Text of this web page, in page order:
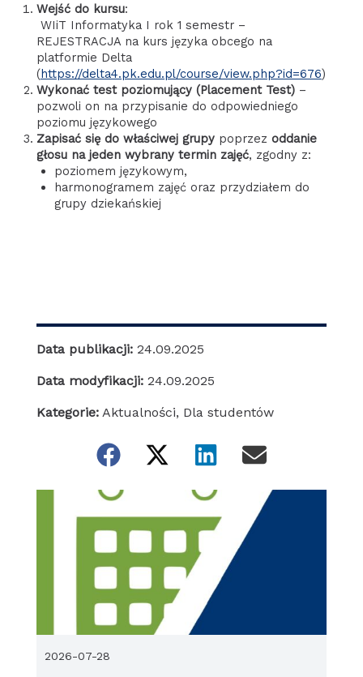
Wejść do kursu:
WIiT Informatyka I rok 1 semestr –
REJESTRACJA na kurs języka obcego na
platformie Delta
(https://delta4.pk.edu.pl/course/view.php?id=676)
Wykonać test poziomujący (Placement Test)–
pozwoli on na przypisanie do odpowiedniego
poziomu językowego
Zapisać się do właściwej grupypoprzez oddanie
głosu na jeden wybrany termin zajęć, zgodny z:
poziomem językowym,
harmonogramem zajęć oraz przydziałem do
grupy dziekańskiej
Data publikacji: 24.09.2025
Data modyfikacji: 24.09.2025
Kategorie: Aktualności, Dla studentów
2026-07-28